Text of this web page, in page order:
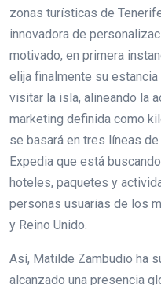
zonas turísticas de
innovadora de
motivado, en primera
elija finalmente su
visitar la isla, alineando la
marketing definida como
se basará en tres líneas
Expedia que está
hoteles, paquetes y
personas usuarias de los
y Reino Unido.
Así, Matilde Zambudio ha
alcanzado una presencia